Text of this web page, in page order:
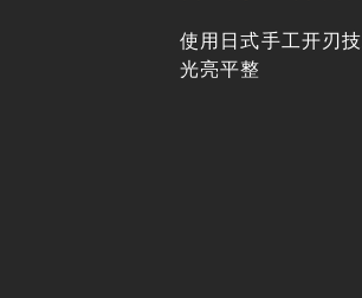
使用日式手工开刃
光亮平整